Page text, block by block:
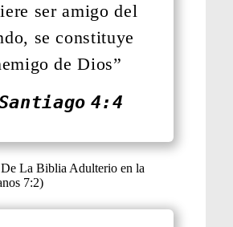
ser amigo del
se constituye
de Dios”
4:4